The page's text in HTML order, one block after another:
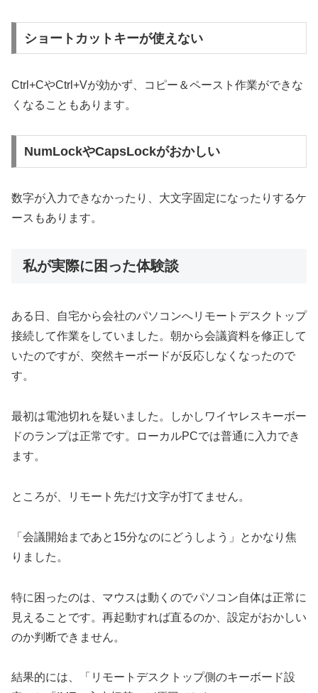
ショートカットキーが使えない
Ctrl+CやCtrl+Vが効かず、コピー＆ペースト作業ができな
くなることもあります。
NumLockやCapsLockがおかしい
数字が入力できなかったり、大文字固定になったりするケ
ースもあります。
私が実際に困った体験談
ある日、自宅から会社のパソコンへリモートデスクトップ
接続して作業をしていました。朝から会議資料を修正して
いたのですが、突然キーボードが反応しなくなったので
す。
最初は電池切れを疑いました。しかしワイヤレスキーボー
ドのランプは正常です。ローカルPCでは普通に入力でき
ます。
ところが、リモート先だけ文字が打てません。
「会議開始まであと15分なのにどうしよう」とかなり焦
りました。
特に困ったのは、マウスは動くのでパソコン自体は正常に
見えることです。再起動すれば直るのか、設定がおかしい
のか判断できません。
結果的には、「リモートデスクトップ側のキーボード設